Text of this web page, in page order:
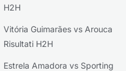
H2H
Vitória Guimarães vs Arouca
Risultati H2H
Estrela Amadora vs Sporting